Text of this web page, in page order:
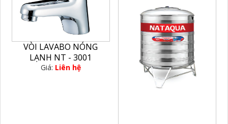
VÒI LAVABO NÓNG
LẠNH NT - 3001
Giá: Liên hệ